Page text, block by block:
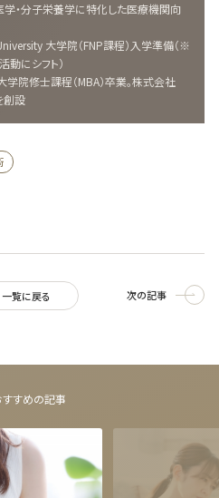
・分子栄養学に特化した医療機関向
大学院（FNP課程）入学準備（※
にシフト）
院修士課程（MBA）卒業。株式会社
創設
一覧に戻る 次の記事
すすめの記事